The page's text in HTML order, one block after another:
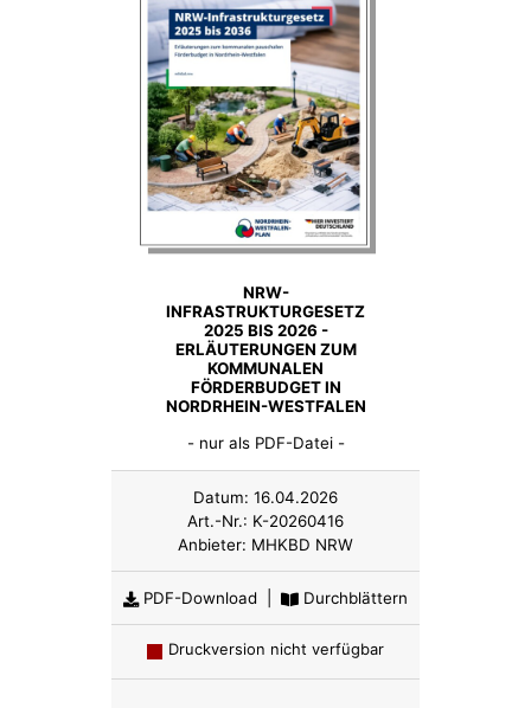
NRW-
INFRASTRUKTURGESETZ
2025 BIS 2026 -
ERLÄUTERUNGEN ZUM
KOMMUNALEN
FÖRDERBUDGET IN
NORDRHEIN-WESTFALEN
- nur als PDF-Datei -
Datum: 16.04.2026
Art.-Nr.: K-20260416
Anbieter: MHKBD NRW
PDF-Download Durchblättern
Druckversion nicht verfügbar